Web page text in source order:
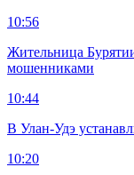
10:56
Жительница
мошенниками
10:44
В Улан-Удэ
10:20